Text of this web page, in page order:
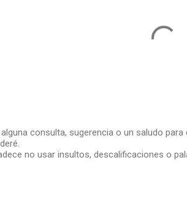
consulta, sugerencia o un saludo
no usar insultos, descalificaciones o